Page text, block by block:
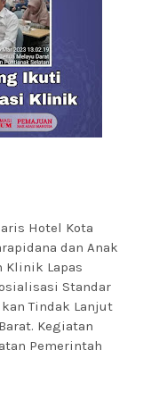
Hotel Kota
dan Anak
Klinik Lapas
Standar
Tindak Lanjut
Kegiatan
Pemerintah